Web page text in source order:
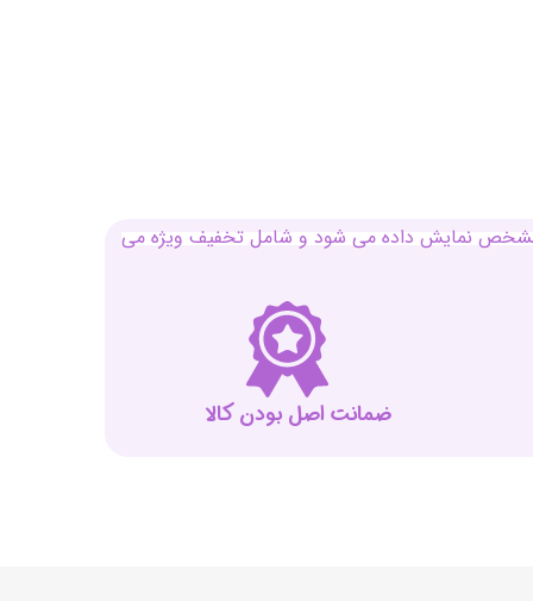
مشخص نمایش داده می شود و شامل تخفیف ویژه می
ضمانت اصل بودن کالا